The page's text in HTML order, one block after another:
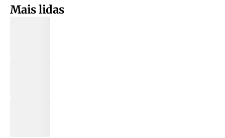
Mais lidas